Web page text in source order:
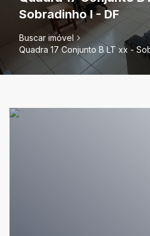
Sobradinho I - DF
Buscar imóvel
Quadra 17 Conjunto B LT xx -